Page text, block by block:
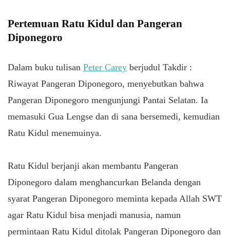
Pertemuan Ratu Kidul dan Pangeran
Diponegoro
Dalam buku tulisan Peter Carey berjudul Takdir :
Riwayat Pangeran Diponegoro, menyebutkan bahwa
Pangeran Diponegoro mengunjungi Pantai Selatan. Ia
memasuki Gua Lengse dan di sana bersemedi, kemudian
Ratu Kidul menemuinya.
Ratu Kidul berjanji akan membantu Pangeran
Diponegoro dalam menghancurkan Belanda dengan
syarat Pangeran Diponegoro meminta kepada Allah SWT
agar Ratu Kidul bisa menjadi manusia, namun
permintaan Ratu Kidul ditolak Pangeran Diponegoro dan